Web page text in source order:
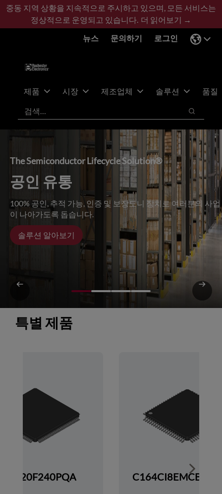
기
콘
바
글
중동 지역 상황을 지속적으로 주시하고 있으며, 모든 서비스는
정상적으로 운영되고 있습니다. 더 읽어보기 →
뉴스
문의하기 로그인
제품 시장 제조업체 솔루션
품질
검색
검색
The Semiconductor Lifecycle Solution®
공인 유통
100% 공인, 추적 가능, 인증 및 보장도니 장치로 여러분의 사업
이 나아가도록 돕습니다.
솔루션 알아보기
특별 제품
Show